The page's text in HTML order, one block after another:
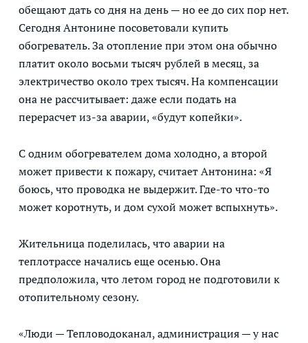
обещают дать со дня на день — но ее до сих пор нет.
Сегодня Антонине посоветовали купить
обогреватель. За отопление при этом она обычно
платит около восьми тысяч рублей в месяц, за
электричество около трех тысяч. На компенсации
она не рассчитывает: даже если подать на
перерасчет из-за аварии, «будут копейки».
С одним обогревателем дома холодно, а второй
может привести к пожару, считает Антонина: «Я
боюсь, что проводка не выдержит. Где-то что-то
может коротнуть, и дом сухой может вспыхнуть».
Жительница поделилась, что аварии на
теплотрассе начались еще осенью. Она
предположила, что летом город не подготовили к
отопительному сезону.
«Люди — Тепловодоканал, администрация — у нас